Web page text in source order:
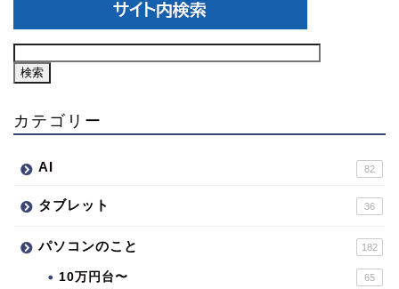
カテゴリー
AI 82
タブレット 36
パソコンのこと 182
10万円台〜 65